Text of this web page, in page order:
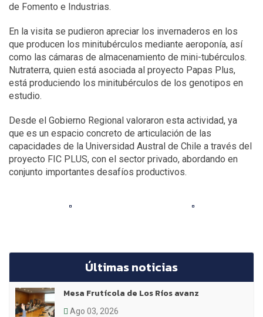
de Fomento e Industrias.
En la visita se pudieron apreciar los invernaderos en los
que producen los minitubérculos mediante aeroponía, así
como las cámaras de almacenamiento de mini-tubérculos.
Nutraterra, quien está asociada al proyecto Papas Plus,
está produciendo los minitubérculos de los genotipos en
estudio.
Desde el Gobierno Regional valoraron esta actividad, ya
que es un espacio concreto de articulación de las
capacidades de la Universidad Austral de Chile a través del
proyecto FIC PLUS, con el sector privado, abordando en
conjunto importantes desafíos productivos.
Últimas noticias
Mesa Frutícola de Los Ríos avanz
Ago 03, 2026